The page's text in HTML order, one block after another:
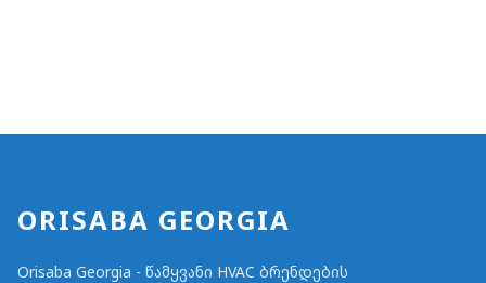
ORISABA GEORGIA
Orisaba Georgia - წამყვანი HVAC ბრენდების